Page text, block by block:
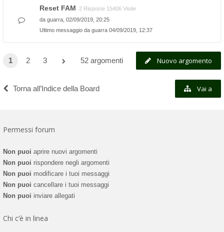
Reset FAM
2 Risposte 15406 Visite
da guarra , 02/09/2019, 20:25
Ultimo messaggio da guarra 04/09/2019, 12:37
Nuovo argomento
1 2 3 52 argomenti
Torna all’Indice della Board Vai a
Permessi forum
Non puoi aprire nuovi argomenti
Non puoi rispondere negli argomenti
Non puoi modificare i tuoi messaggi
Non puoi cancellare i tuoi messaggi
Non puoi inviare allegati
Chi c’è in linea